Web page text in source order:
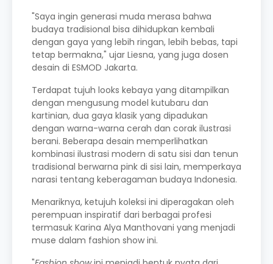
"Saya ingin generasi muda merasa bahwa
budaya tradisional bisa dihidupkan kembali
dengan gaya yang lebih ringan, lebih bebas, tapi
tetap bermakna," ujar Liesna, yang juga dosen
desain di ESMOD Jakarta.
Terdapat tujuh looks kebaya yang ditampilkan
dengan mengusung model kutubaru dan
kartinian, dua gaya klasik yang dipadukan
dengan warna-warna cerah dan corak ilustrasi
berani. Beberapa desain memperlihatkan
kombinasi ilustrasi modern di satu sisi dan tenun
tradisional berwarna pink di sisi lain, memperkaya
narasi tentang keberagaman budaya Indonesia.
Menariknya, ketujuh koleksi ini diperagakan oleh
perempuan inspiratif dari berbagai profesi
termasuk Karina Alya Manthovani yang menjadi
muse dalam fashion show ini.